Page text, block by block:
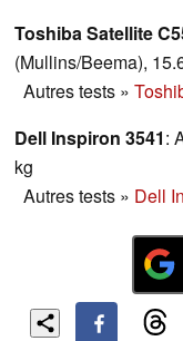
Toshiba Satellite
(Mullins/Beema),
Autres tests »
Dell Inspiron 3541:
kg
Autres tests » Dell